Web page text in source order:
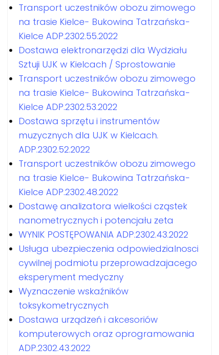
Transport uczestników obozu zimowego
na trasie Kielce- Bukowina Tatrzańska-
Kielce ADP.2302.55.2022
Dostawa elektronarzędzi dla Wydziału
Sztuji UJK w Kielcach / Sprostowanie
Transport uczestników obozu zimowego
na trasie Kielce- Bukowina Tatrzańska-
Kielce ADP.2302.53.2022
Dostawa sprzętu i instrumentów
muzycznych dla UJK w Kielcach.
ADP.2302.52.2022
Transport uczestników obozu zimowego
na trasie Kielce- Bukowina Tatrzańska-
Kielce ADP.2302.48.2022
Dostawę analizatora wielkości cząstek
nanometrycznych i potencjału zeta
WYNIK POSTĘPOWANIA ADP.2302.43.2022
Usługa ubezpieczenia odpowiedzialnosci
cywilnej podmiotu przeprowadzajacego
eksperyment medyczny
Wyznaczenie wskaźników
toksykometrycznych
Dostawa urządzeń i akcesoriów
komputerowych oraz oprogramowania
ADP.2302.43.2022